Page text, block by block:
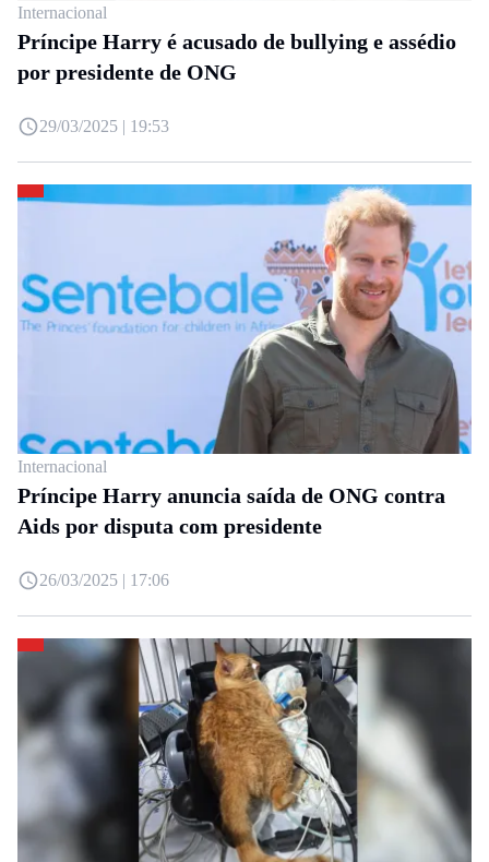
Internacional
Príncipe Harry é acusado de bullying e assédio
por presidente de ONG
29/03/2025 | 19:53
Internacional
Príncipe Harry anuncia saída de ONG contra
Aids por disputa com presidente
26/03/2025 | 17:06